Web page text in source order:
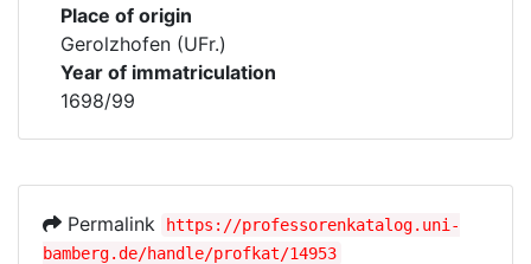
Place of origin
Gerolzhofen (UFr.)
Year of immatriculation
1698/99
Permalink
https://professorenkatalog.uni-
bamberg.de/handle/profkat/14953